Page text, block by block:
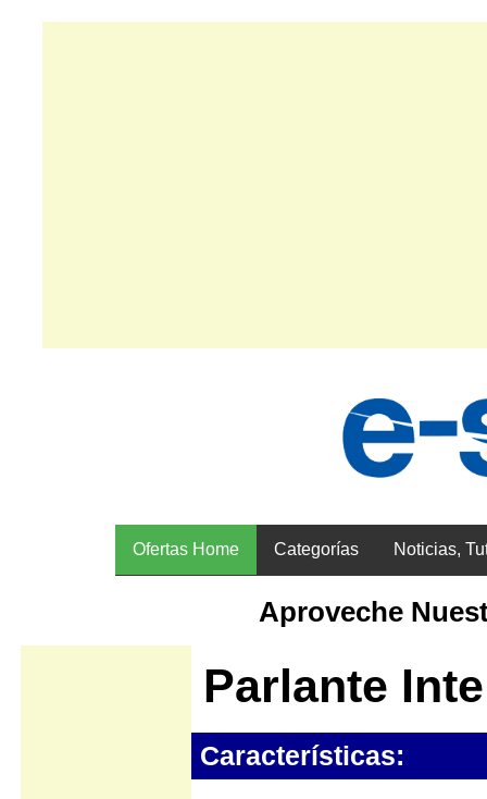
Ofertas Home Categorías Noticias,
Aproveche
Parlante
Características: